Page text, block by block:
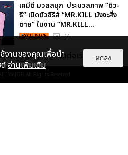
เคมีดี มวลสนุก! ประมวลภาพ “ดิว-
ธี” เปิดตัวซีรีส์ “MR.KILL มังงะสั่ง
ตาย” ในงาน “MR.KILL...
EXCLUSIVE : 14
ประมวลภาพค่ำคืนแห่งความทรงจำ
ของ ITZY และมิดจีไทย ในวันที่
อลงโฆษณา ติดต่อเรา
All Rights Reserved.
ช้งานของคุณเพื่อนำ
ต์อ่านเพิ่มเติม
ตกลง